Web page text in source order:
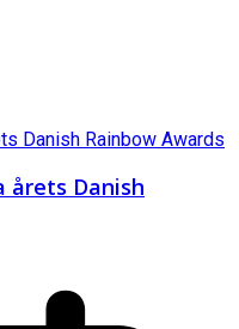
årets Danish